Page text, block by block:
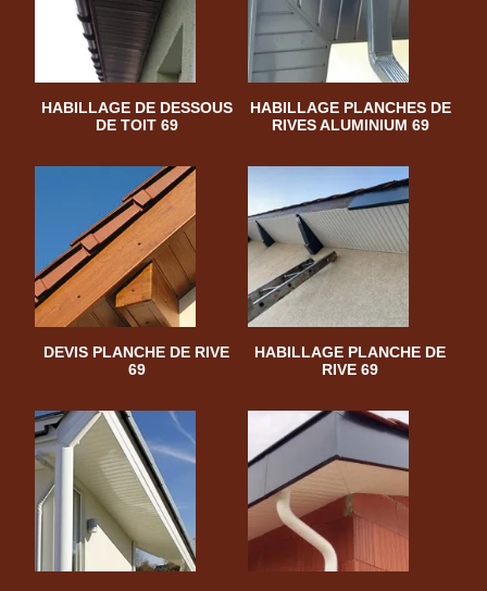
HABILLAGE DE DESSOUS
DE TOIT 69
HABILLAGE PLANCHES DE
RIVES ALUMINIUM 69
DEVIS PLANCHE DE RIVE
69
HABILLAGE PLANCHE DE
RIVE 69